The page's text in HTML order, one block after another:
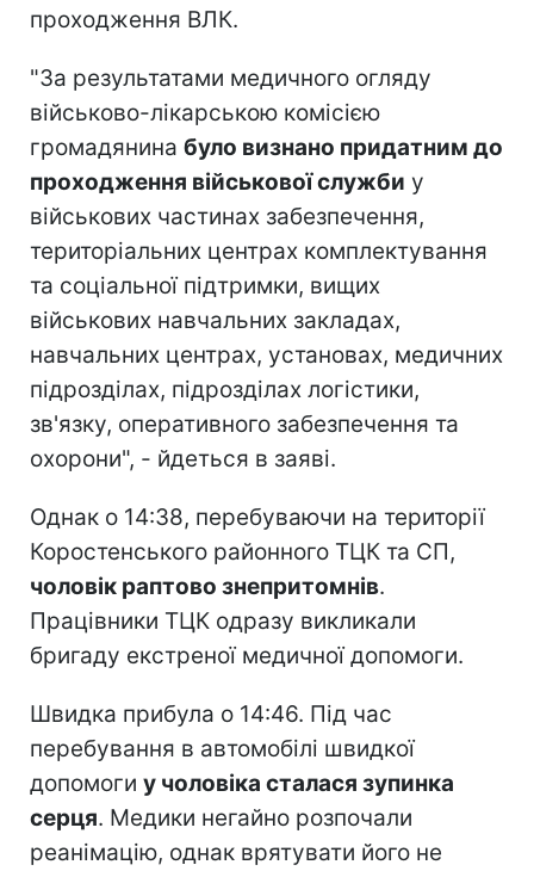
проходження ВЛК.
"За результатами медичного огляду
військово-лікарською комісією
громадянина було визнано придатним до
проходження військової служби у
військових частинах забезпечення,
територіальних центрах комплектування
та соціальної підтримки, вищих
військових навчальних закладах,
навчальних центрах, установах, медичних
підрозділах, підрозділах логістики,
зв'язку, оперативного забезпечення та
охорони", - йдеться в заяві.
Однак о 14:38, перебуваючи на території
Коростенського районного ТЦК та СП,
чоловік раптово знепритомнів.
Працівники ТЦК одразу викликали
бригаду екстреної медичної допомоги.
Швидка прибула о 14:46. Під час
перебування в автомобілі швидкої
допомоги у чоловіка сталася зупинка
серця. Медики негайно розпочали
реанімацію, однак врятувати його не